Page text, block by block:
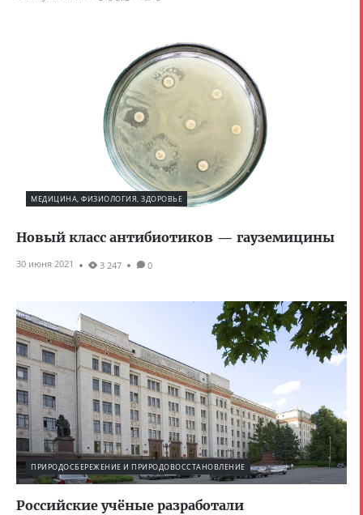
МЕДИЦИНА, ФИЗИОЛОГИЯ, ЗДОРОВЬЕ
Новый класс антибиотиков — гауземицины
30 июня 2021 3 247 0
ПРИРОДОСБЕРЕЖЕНИЕ И ПРИРОДОВОССТАНОВЛЕНИЕ
Российские учёные разработали